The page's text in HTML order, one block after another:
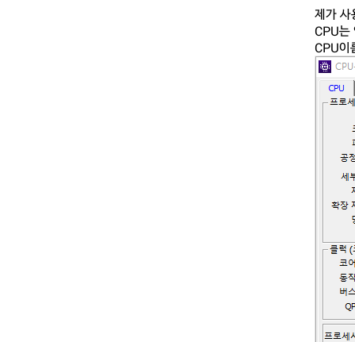
제가 사
CPU는
CPU이